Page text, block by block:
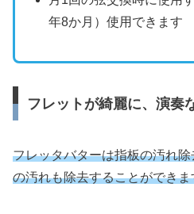
年8か月）使用できます
フレットが綺麗に、演奏
フレッタバターは指板の汚れ
の汚れも除去することができま